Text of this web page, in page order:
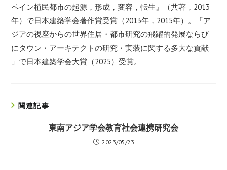
ペイン植民都市の起源，形成，変容，転生』
（共著，2013
年）で日本建築学会著作賞受賞（2013年，2015年）。「ア
ジアの視座からの世界住居・都市研究の飛躍的発展ならび
にタウン・アーキテクトの研究・実装に関する多大な貢献
」で日本建築学会大賞（2025）受賞。
関連記事
東南アジア学会教育社会連携研究会
2023/05/23